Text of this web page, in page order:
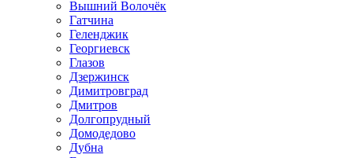
Вышний Волочёк
Гатчина
Геленджик
Георгиевск
Глазов
Дзержинск
Димитровград
Дмитров
Долгопрудный
Домодедово
Дубна